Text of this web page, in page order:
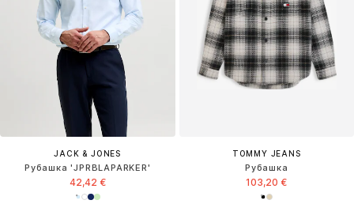
JACK & JONES
Рубашка 'JPRBLAPARKER'
42,42 €
TOMMY JEANS
Рубашка
103,20 €